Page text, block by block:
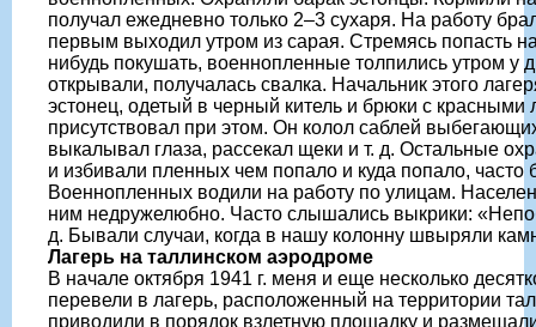
получал ежедневно только 2–3 сухаря. На работу
первым выходил утром из сарая. Стремясь попасть
нибудь покушать, военнопленные толпились утром у
открывали, получалась свалка. Начальник этого
эстонец, одетый в черный китель и брюки с красными
присутствовал при этом. Он колол саблей
выкалывал глаза, рассекал щеки и т. д. Остальные
и избивали пленных чем попало и куда попало, часто
Военнопленных водили на работу по улицам.
ним недружелюбно. Часто слышались выкрики:
д. Бывали случаи, когда в нашу колонну швыряли
Лагерь на таллинском аэродроме
В начале октября 1941 г. меня и еще несколько
перевели в лагерь, расположенный на территории
приводили в порядок взлетную площадку и